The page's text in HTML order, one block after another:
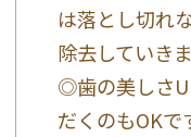
は落とし切れ
除去していき
◎歯の美しさ
だくのもOKで